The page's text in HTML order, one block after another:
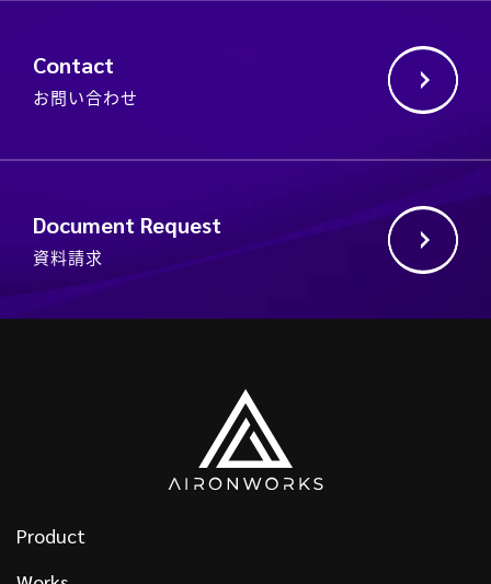
Contact
お問い合わせ
Document Request
資料請求
Product